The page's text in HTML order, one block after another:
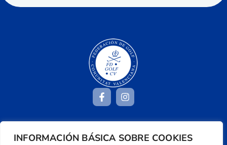
INFORMACIÓN BÁSICA SOBRE COOKIES
Dirección